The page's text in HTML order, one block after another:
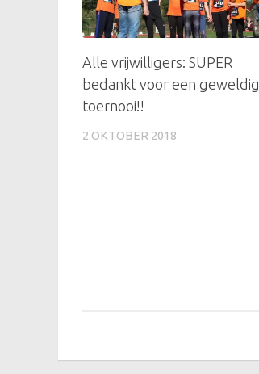
Alle vrijwilligers: SUPER
bedankt voor een geweldig
toernooi!!
2 OKTOBER 2018